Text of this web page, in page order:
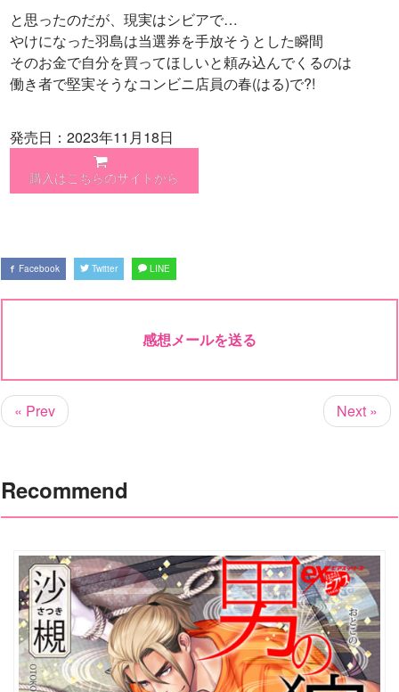
と思ったのだが、現実はシビアで…
やけになった羽島は当選券を手放そうとした瞬間
そのお金で自分を買ってほしいと頼み込んでくるのは
働き者で堅実そうなコンビニ店員の春(はる)で?!
発売日：2023年11月18日
購入はこちらのサイトから
Facebook Twitter LINE
感想メールを送る
« Prev Next »
Recommend